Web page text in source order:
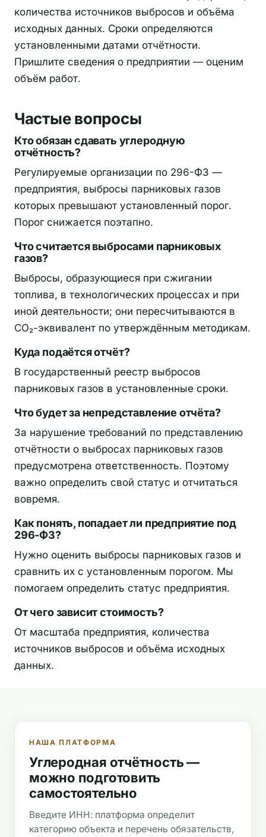
количества источников выбросов и объёма
исходных данных. Сроки определяются
установленными датами отчётности.
Пришлите сведения о предприятии — оценим
объём работ.
Частые вопросы
Кто обязан сдавать углеродную
отчётность?
Регулируемые организации по 296-ФЗ —
предприятия, выбросы парниковых газов
которых превышают установленный порог.
Порог снижается поэтапно.
Что считается выбросами парниковых
газов?
Выбросы, образующиеся при сжигании
топлива, в технологических процессах и при
иной деятельности; они пересчитываются в
CO₂-эквивалент по утверждённым методикам.
Куда подаётся отчёт?
В государственный реестр выбросов
парниковых газов в установленные сроки.
Что будет за непредставление отчёта?
За нарушение требований по представлению
отчётности о выбросах парниковых газов
предусмотрена ответственность. Поэтому
важно определить свой статус и отчитаться
вовремя.
Как понять, попадает ли предприятие под
296-ФЗ?
Нужно оценить выбросы парниковых газов и
сравнить их с установленным порогом. Мы
помогаем определить статус предприятия.
От чего зависит стоимость?
От масштаба предприятия, количества
источников выбросов и объёма исходных
данных.
НАША ПЛАТФОРМА
Углеродная отчётность —
можно подготовить
самостоятельно
Введите ИНН: платформа определит
категорию объекта и перечень обязательств,